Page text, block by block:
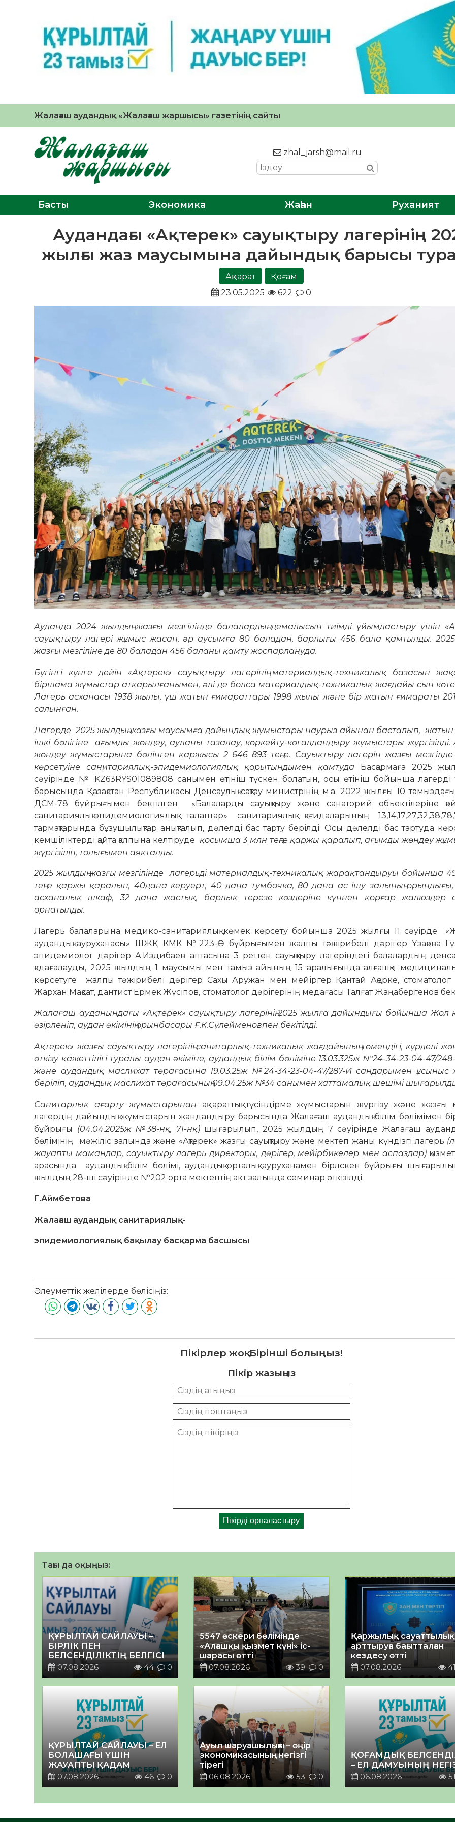
Жалағаш аудандық «Жалағаш жаршысы» газетінің сайты
zhal_jarsh@mail.ru
Басты Экономика Жаһан Руханият
Аудандағы «Ақтерек» сауықтыру лагерінің
жылғы жаз маусымына дайындық барысы
Ақпарат
Қоғам
23.05.2025
622 0
Ауданда 2024 жылдың жазғы мезгілінде балалардың демалысын тиімді ұйымдастыру үшін
сауықтыру лагері жұмыс жасап, әр аусымға 80 баладан, барлығы 456 бала қамтылды.
жазғы мезгіліне де 80 баладан 456 баланы қамту жоспарлануда.
Бүгінгі күнге дейін «Ақтерек» сауықтыру лагерінің материалдық-техникалық базасын
біршама жұмыстар атқарылғанымен, әлі де болса материалдық-техникалық жағдайы сын
Лагерь асханасы 1938 жылы, үш жатын ғимараттары 1998 жылы және бір жатын ғимараты
салынған.
Лагерде 2025 жылдың жазғы маусымға дайындық жұмыстары наурыз айынан басталып, жатын
ішкі бөлігіне ағымды жөндеу, ауланы тазалау, көркейту-көгалдандыру жұмыстары
жөндеу жұмыстарына бөлінген қаржысы 2 646 893 теңге. Сауықтыру лагерін жазғы
көрсетуіне санитариялық-эпидемиологиялық қорытындымен қамтуда Басқармаға 2025
сәуірінде № KZ63RYS01089808 санымен өтініш түскен болатын, осы өтініш бойынша лагерді
барысында Қазақстан Республикасы Денсаулық сақтау министрінің м.а. 2022 жылғы 10
ДСМ-78 бұйрығымен бектілген «Балаларды сауықтыру және санаторий объектілеріне
санитариялық-эпидемиологиялық талаптар» санитариялық қағидаларының
тармақтарында бұзушылықтар анықталып, дәлелді бас тарту берілді. Осы дәлелді бас тартуда
кемшіліктерді қайта қалпына келтіруде қосымша 3 млн теңге қаржы қаралып, ағымды жөндеу
жүргізіліп, толығымен аяқталды.
2025 жылдың жазғы мезгілінде лагерьді материалдық-техникалық жарақтандыруы бойынша
теңге қаржы қаралып, 40дана керуерт, 40 дана тумбочка, 80 дана ас ішу залының
асханалық шкаф, 32 дана жастық, барлық терезе көздеріне күннен қорғар жалюздер
орнатылды.
Лагерь балаларына медико-санитариялық көмек көрсету бойынша 2025 жылғы 11 сәуірде
аудандық ауруханасы» ШЖҚ КМК №223-Ө бұйрығымен жалпы тәжірибелі дәрігер Ұзақова
эпидемиолог дәрігер А.Издибаев аптасына 3 реттен сауықтыру лагеріндегі балалардың
қадағалауды, 2025 жылдың 1 маусымы мен тамыз айының 15 аралығында алғашқы
көрсетуге жалпы тәжірибелі дәрігер Сахы Аружан мен мейіргер Қантай Ақерке, стоматолог
Жархан Мақсат, дантист Ермек.Жүсіпов, стоматолог дәрігерінің медағасы Талғат Жаңабергенов
Жалағаш ауданындағы «Ақтерек» сауықтыру лагерінің 2025 жылға дайындығы бойынша Жол
әзірленіп, аудан әкімінің орынбасары Ғ.К.Сүлейменовпен бекітілді.
Ақтерек» жазғы сауықтыру лагерінің санитарлық-техникалық жағдайының төмендігі, күрделі
өткізу қажеттілігі туралы аудан әкіміне, аудандық білім бөліміне 13.03.325ж №24-34-23-04-47/
және аудандық маслихат төрағасына 19.03.25ж №24-34-23-04-47/287-И сандарымен ұсыныс
беріліп, аудандық маслихат төрағасының 09.04.25ж №34 санымен хаттамалық шешімі
Санитарлық ағарту жұмыстарынан ақпараттық түсіндірме жұмыстарын жүргізу және жазғы
лагердің дайындық жұмыстарын жандандыру барысында Жалағаш аудандық білім бөлімімен
бұйрығы (04.04.2025ж №38-нқ, 71-нқ)шығарылып, 2025 жылдың 7 сәуірінде Жалағаш
бөлімінің мәжіліс залында және «Ақтерек» жазғы сауықтыру және мектеп жаны күндізгі лагерь
жауапты мамандар, сауықтыру лагерь директоры, дәрігер, мейірбикелер мен аспаздар)
арасында аудандық білім бөлімі, аудандық орталық ауруханамен бірлскен бұйрығы
жылдың 28-ші сәуірінде №202 орта мектептің акт залында семинар өткізілді.
Г.Аймбетова
Жалағаш аудандық санитариялық-
эпидемиологиялық бақылау басқарма басшысы
Әлеуметтік желілерде бөлісіңіз:
Пікірлер жоқ. Бірінші болыңыз!
Пікір жазыңыз
Тағы да оқыңыз:
ҚҰРЫЛТАЙ САЙЛАУЫ –
БІРЛІК ПЕН
БЕЛСЕНДІЛІКТІҢ БЕЛГІСІ
07.08.2026
44 0
5547 әскери бөлімінде
«Алғашқы қызмет күні» іс-
шарасы өтті
07.08.2026
39 0
Қаржылық
арттыруға бағытталған
кездесу өтті
07.08.2026
ҚҰРЫЛТАЙ САЙЛАУЫ – ЕЛ
БОЛАШАҒЫ ҮШІН
ЖАУАПТЫ ҚАДАМ
07.08.2026
46 0
Ауыл шаруашылығы – өңір
экономикасының негізгі
тірегі
06.08.2026
53 0
ҚОҒАМДЫҚ
– ЕЛ ДАМУЫНЫҢ
06.08.2026
51